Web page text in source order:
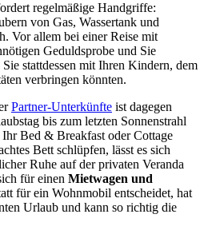
regelmäßige Handgriffe:
von Gas, Wassertank und
Vor allem bei einer Reise mit
Geduldsprobe und Sie
stattdessen mit Ihren Kindern, dem
verbringen könnten.
Partner-Unterkünfte ist dagegen
bis zum letzten Sonnenstrahl
Bed & Breakfast oder Cottage
Bett schlüpfen, lässt es sich
Ruhe auf der privaten Veranda
für einen Mietwagen und
für ein Wohnmobil entscheidet, hat
Urlaub und kann so richtig die